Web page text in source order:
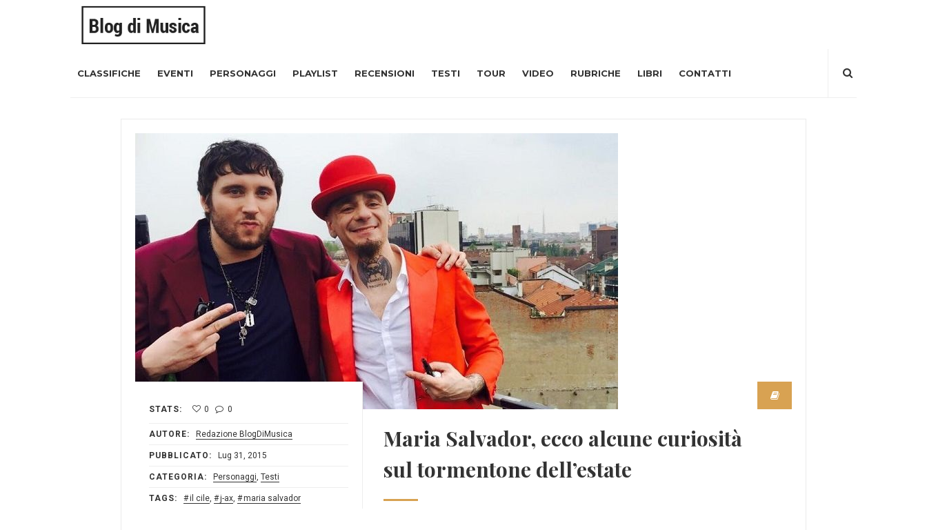
CLASSIFICHE EVENTI PERSONAGGI PLAYLIST RECENSIONI TESTI TOUR VIDEO RUBRICHE LIBRI CONTATTI
STATS: 0 0
AUTORE: Redazione BlogDiMusica
PUBBLICATO: Lug 31, 2015
CATEGORIA: Personaggi, Testi
TAGS: il cile, j-ax, maria salvador
Maria Salvador, ecco alcune curiosità
sul tormentone dell’estate